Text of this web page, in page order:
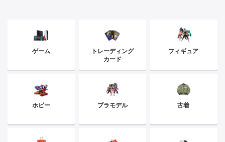
ゲーム
トレーディング
カード
フィギュア
ホビー プラモデル 古着